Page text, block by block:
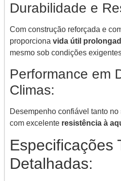
Durabilidade e
Com construção reforçada e
proporciona vida útil
mesmo sob condições
Performance em
Climas:
Desempenho confiável tanto no
com excelente resistência à
Especificações
Detalhadas: